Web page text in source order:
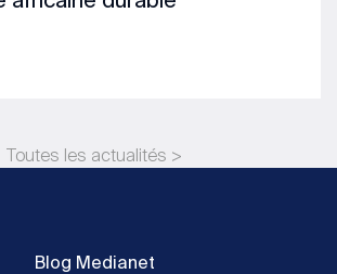
Toutes les actualités >
Blog Medianet